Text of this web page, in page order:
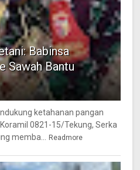
Babinsa
Sawah Bantu
ketahanan pangan
0821-15/Tekung, Serka
memba...
Readmore